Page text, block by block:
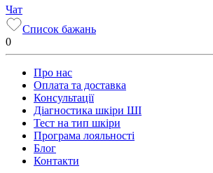
Чат
Список бажань
0
Про нас
Оплата та доставка
Консультації
Діагностика шкіри ШІ
Тест на тип шкіри
Програма лояльності
Блог
Контакти